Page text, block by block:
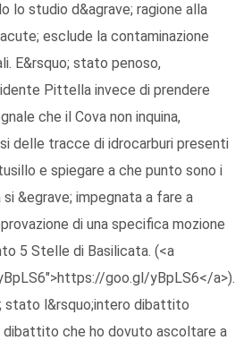
lo studio d&agrave; ragione alla
esclude la contaminazione
E&rsquo; stato penoso,
Pittella invece di prendere
che il Cova non inquina,
delle tracce di idrocarburi presenti
e spiegare a che punto sono i
&egrave; impegnata a fare a
di una specifica mozione
5 Stelle di Basilicata. (<a
goo.gl/yBpLS6</a>).
stato l&rsquo;intero dibattito
dibattito che ho dovuto ascoltare a